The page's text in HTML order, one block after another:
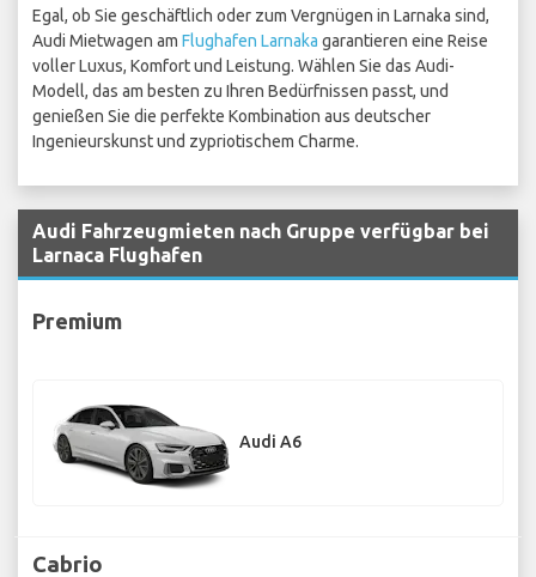
Egal, ob Sie geschäftlich oder zum Vergnügen in Larnaka sind,
Audi Mietwagen am Flughafen Larnaka garantieren eine Reise
voller Luxus, Komfort und Leistung. Wählen Sie das Audi-
Modell, das am besten zu Ihren Bedürfnissen passt, und
genießen Sie die perfekte Kombination aus deutscher
Ingenieurskunst und zypriotischem Charme.
Audi Fahrzeugmieten nach Gruppe verfügbar bei
Larnaca Flughafen
Premium
Audi A6
Cabrio